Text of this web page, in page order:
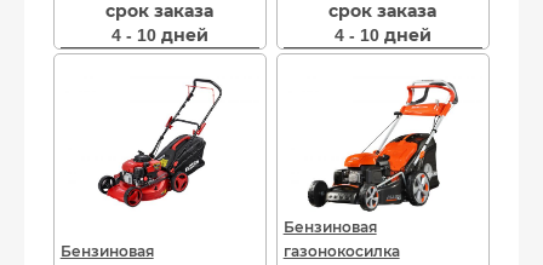
срок заказа
4 - 10 дней
срок заказа
4 - 10 дней
Бензиновая
Бензиновая
газонокосилка